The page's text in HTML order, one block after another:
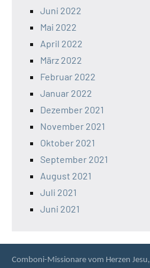
Juni 2022
Mai 2022
April 2022
März 2022
Februar 2022
Januar 2022
Dezember 2021
November 2021
Oktober 2021
September 2021
August 2021
Juli 2021
Juni 2021
Comboni-Missionare vom Herzen Jesu,